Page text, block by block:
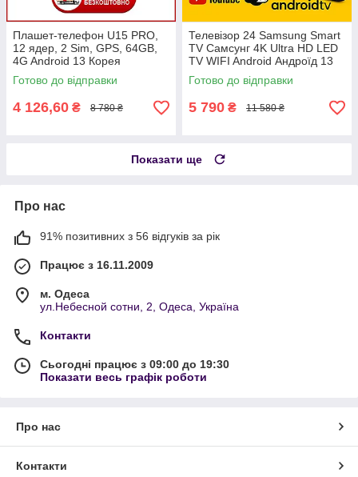
Плашет-телефон U15 PRO,
12 ядер, 2 Sim, GPS, 64GB,
4G Android 13 Корея
Гарантия 2 года
Готово до відправки
4 126,60 ₴ 8 780 ₴
Телевізор 24 Samsung Smart
TV Самсунг 4K Ultra HD LED
TV WIFI Android Андроїд 13
Смарт ТВ Гарантія 2 роки
Готово до відправки
5 790 ₴ 11 580 ₴
Показати ще
Про нас
91% позитивних з 56 відгуків за рік
Працює з 16.11.2009
м. Одеса
ул.Небесной сотни, 2, Одеса, Україна
Контакти
Сьогодні працює з 09:00 до 19:30
Показати весь графік роботи
Про нас
Контакти